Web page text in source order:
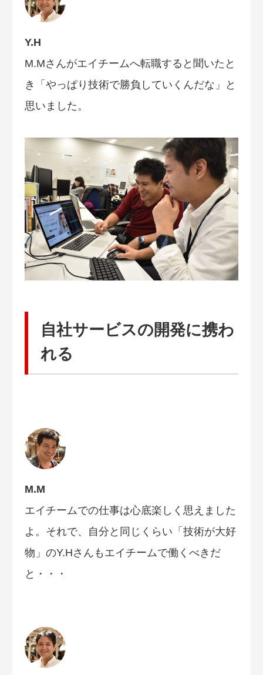
Y.H
M.Mさんがエイチームへ転職すると聞いたと
き「やっぱり技術で勝負していくんだな」と
思いました。
自社サービスの開発に携わ
れる
M.M
エイチームでの仕事は心底楽しく思えました
よ。それで、自分と同じくらい「技術が大好
物」のY.Hさんもエイチームで働くべきだ
と・・・